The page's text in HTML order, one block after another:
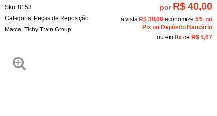
Sku: 8153
Categoria: Peças de Reposição
Marca: Tichy Train Group
por R$ 40,00
à vista R$ 38,00 economize 5% no
Pix ou Depósito Bancário
ou em 8x de R$ 5,67